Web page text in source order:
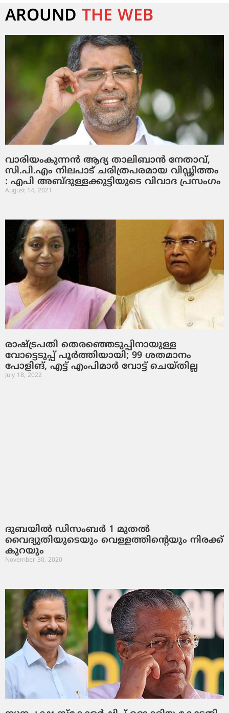
AROUND THE WEB
വാരിയംകുന്നന്‍ ആദ്യ താലിബാന്‍ നേതാവ്,
സി.പി.എം നിലപാട് ചരിത്രപരമായ വിഡ്ഢിത്തം
: എപി അബ്ദുള്ളക്കുട്ടിയുടെ വിവാദ പ്രസംഗം
August 14, 2021
രാഷ്ട്രപതി തെരഞ്ഞെടുപ്പിനായുള്ള
വോട്ടെടുപ്പ് പൂര്‍ത്തിയായി; 99 ശതമാനം
പോളിങ്, എട്ട് എംപിമാര്‍ വോട്ട് ചെയ്തില്ല
July 18, 2022
ദുബയില്‍ ഡിസംബര്‍ 1 മുതല്‍
വൈദ്യുതിയുടെയും വെള്ളത്തിന്റെയും നിരക്ക്
കുറയും
November 30, 2020